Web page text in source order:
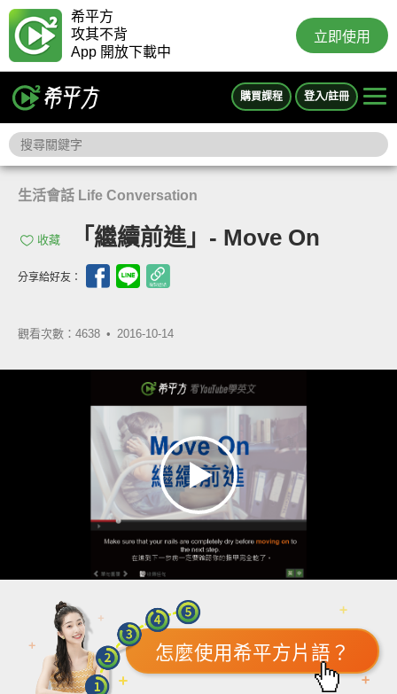
希平方
攻其不背
App 開放下載中
立即使用
購買課程 登入/註冊
生活會話 Life Conversation
收藏 「繼續前進」- Move On
分享給好友：
觀看次數：4638 • 2016-10-14
怎麼使用希平方片語？